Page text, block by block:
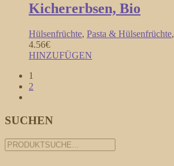
Kichererbsen, Bio
Hülsenfrüchte, Pasta & Hülsenfrüchte,
4.56€
HINZUFÜGEN
1
2
SUCHEN